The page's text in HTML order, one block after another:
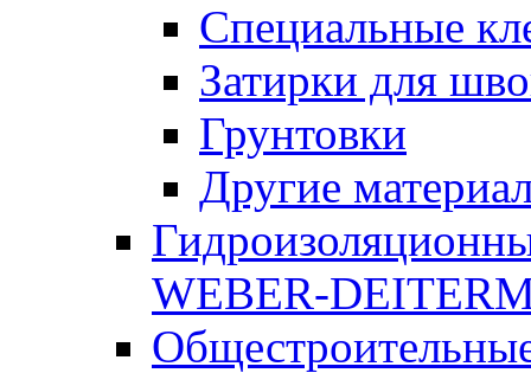
Специальные
Затирки для
Грунтовки
Другие
WEBER-